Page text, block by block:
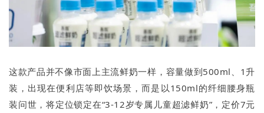
这款产品并不像市面上主流鲜奶一样，容量做到500ml、1升
装，出现在便利店等即饮场景，而是以150ml的纤细腰身瓶
装问世，将定位锁定在“3-12岁专属儿童超滤鲜奶”，定价7元